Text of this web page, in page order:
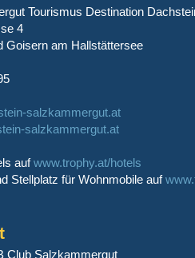
Tourismus Destination
4
Goisern am Hallstättersee
salzkammergut.at
salzkammergut.at
aufwww.trophy.at/hotels
Stellplatz für Wohnmobile auf
Club Salzkammergut